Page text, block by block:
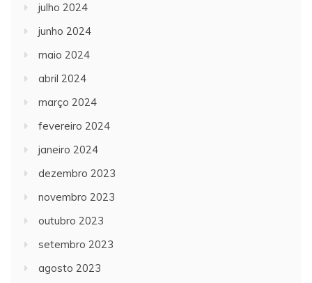
julho 2024
junho 2024
maio 2024
abril 2024
março 2024
fevereiro 2024
janeiro 2024
dezembro 2023
novembro 2023
outubro 2023
setembro 2023
agosto 2023